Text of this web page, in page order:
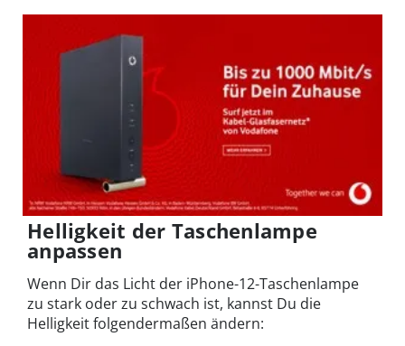
Helligkeit der Taschenlampe
anpassen
Wenn Dir das Licht der iPhone-12-Taschenlampe
zu stark oder zu schwach ist, kannst Du die
Helligkeit folgendermaßen ändern: